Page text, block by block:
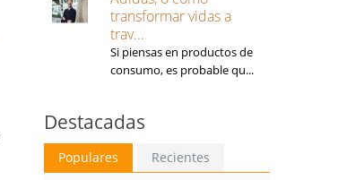
transformar vidas a
trav...
Si piensas en productos de
consumo, es probable qu...
Destacadas
Populares Recientes